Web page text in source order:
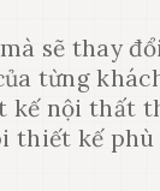
sẽ thay
từng
kế nội thất
thiết kế phù